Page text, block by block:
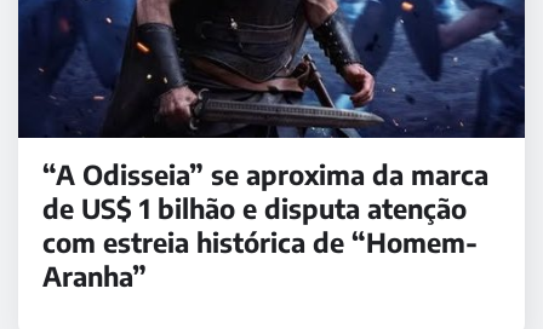
“A Odisseia” se aproxima da marca
de US$ 1 bilhão e disputa atenção
com estreia histórica de “Homem-
Aranha”